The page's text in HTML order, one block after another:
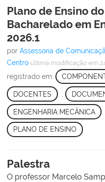
Plano de Ensino
Bacharelado em
2026.1
por Assessoria de
Centro última modificação em
registrado em:
DOCENTES
ENGENHARIA MECÂNICA
PLANO DE ENSINO
Palestra
O professor Marcelo